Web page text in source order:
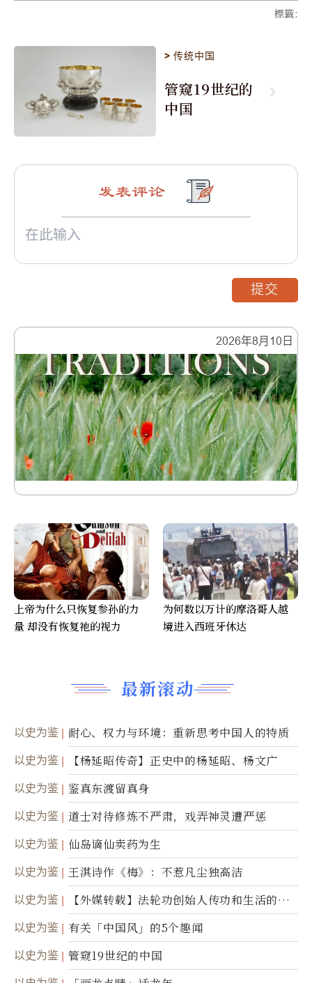
標籤:
>传统中国
管窥19世纪的
中国
2026年8月10日
最新滚动
以史为鉴 耐心、权力与环境：重新思考中国人的特质
以史为鉴 【杨延昭传奇】正史中的杨延昭、杨文广
以史为鉴 鉴真东渡留真身
以史为鉴 道士对待修炼不严肃，戏弄神灵遭严惩
以史为鉴 仙岛谪仙卖药为生
以史为鉴 王淇诗作《梅》：不惹凡尘独高洁
以史为鉴
【外媒转载】法轮功创始人传功和生活的故
事
以史为鉴 有关「中国风」的5个趣闻
以史为鉴 管窥19世纪的中国
发表评论
提交
上帝为什么只恢复参孙的力
量 却没有恢复祂的视力
为何数以万计的摩洛哥人越
境进入西班牙休达